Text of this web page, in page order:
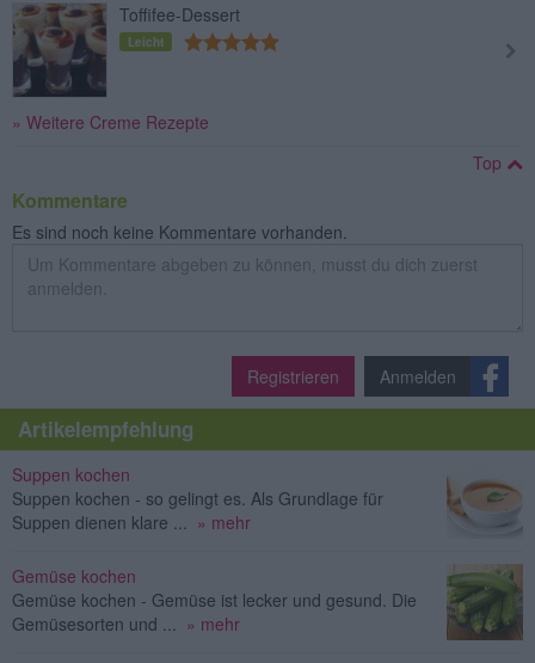
Toffifee-Dessert
Leicht
» Weitere Creme Rezepte
Top
Kommentare
Es sind noch keine Kommentare vorhanden.
Registrieren Anmelden
Artikelempfehlung
Suppen kochen
Suppen kochen - so gelingt es. Als Grundlage für
Suppen dienen klare ...
» mehr
Gemüse kochen
Gemüse kochen - Gemüse ist lecker und gesund. Die
Gemüsesorten und ...
» mehr